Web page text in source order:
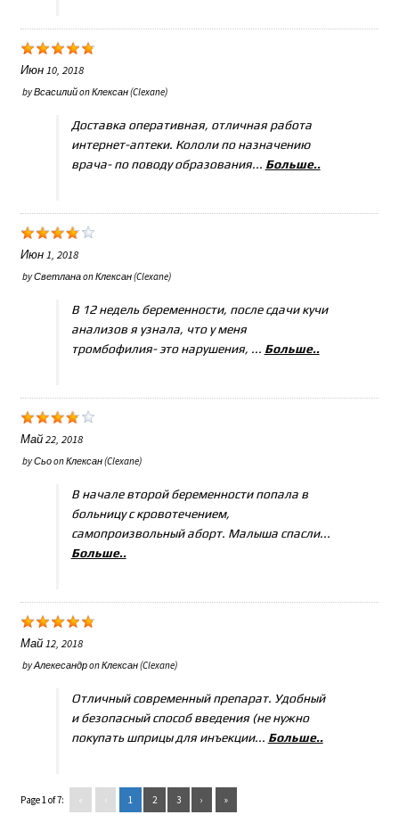
Июн 10, 2018
byВсасилийonКлексан (Clexane)
Доставка оперативная, отличная работа
интернет-аптеки. Кололи по назначению
врача- по поводу образования... Больше..
Июн 1, 2018
byСветланаonКлексан (Clexane)
В 12 недель беременности, после сдачи кучи
анализов я узнала, что у меня
тромбофилия- это нарушения, ... Больше..
Май 22, 2018
byСьоonКлексан (Clexane)
В начале второй беременности попала в
больницу с кровотечением,
самопроизвольный аборт. Малыша спасли...
Больше..
Май 12, 2018
byАлекесандрonКлексан (Clexane)
Отличный современный препарат. Удобный
и безопасный способ введения (не нужно
покупать шприцы для инъекции... Больше..
Page 1 of 7: ‹ 1 2 3 › »